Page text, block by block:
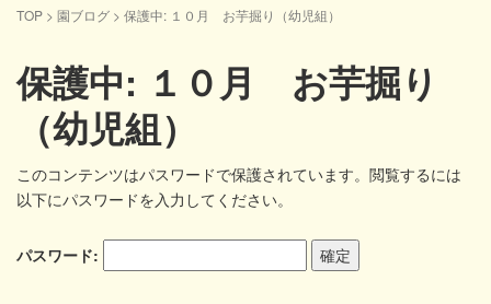
TOP > 園ブログ > 保護中: １０月 お芋掘り（幼児組）
保護中: １０月 お芋掘り
（幼児組）
このコンテンツはパスワードで保護されています。閲覧するには
以下にパスワードを入力してください。
パスワード: